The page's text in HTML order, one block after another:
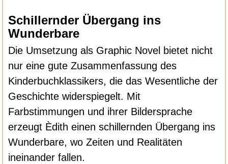
Schillernder Übergang ins
Wunderbare
Die Umsetzung als Graphic Novel bietet nicht
nur eine gute Zusammenfassung des
Kinderbuchklassikers, die das Wesentliche der
Geschichte widerspiegelt. Mit
Farbstimmungen und ihrer Bildersprache
erzeugt Èdith einen schillernden Übergang ins
Wunderbare, wo Zeiten und Realitäten
ineinander fallen.